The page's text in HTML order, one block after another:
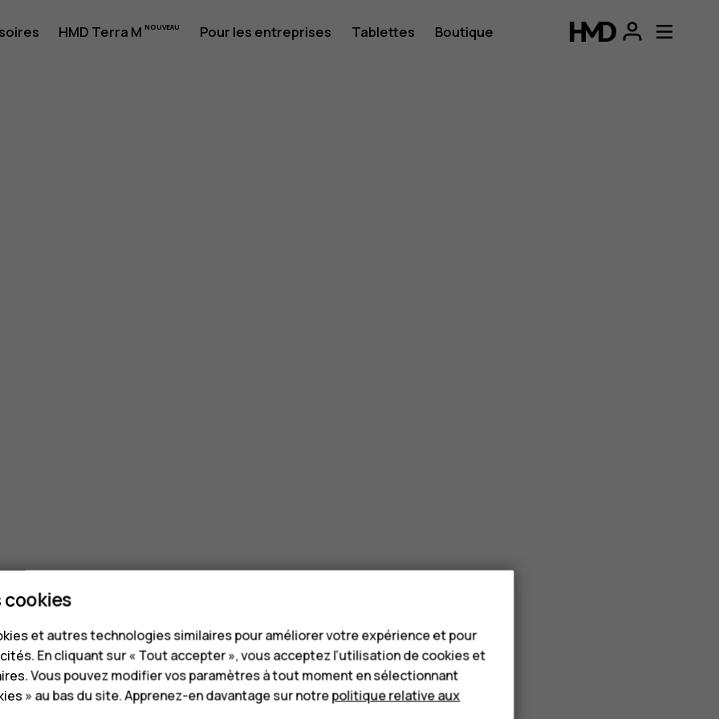
HMD Terra M Pour les entreprises Tablettes Boutique
cookies
et autres technologies similaires pour améliorer votre expérience et pour
En cliquant sur « Tout accepter », vous acceptez l’utilisation de cookies et
Vous pouvez modifier vos paramètres à tout moment en sélectionnant
» au bas du site. Apprenez-en davantage sur notrepolitique relative aux